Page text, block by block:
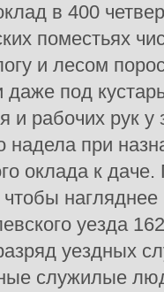
в 400
поместьях
и лесом
даже под
и рабочих рук
надела при
оклада к
уезда
уездных
служилые